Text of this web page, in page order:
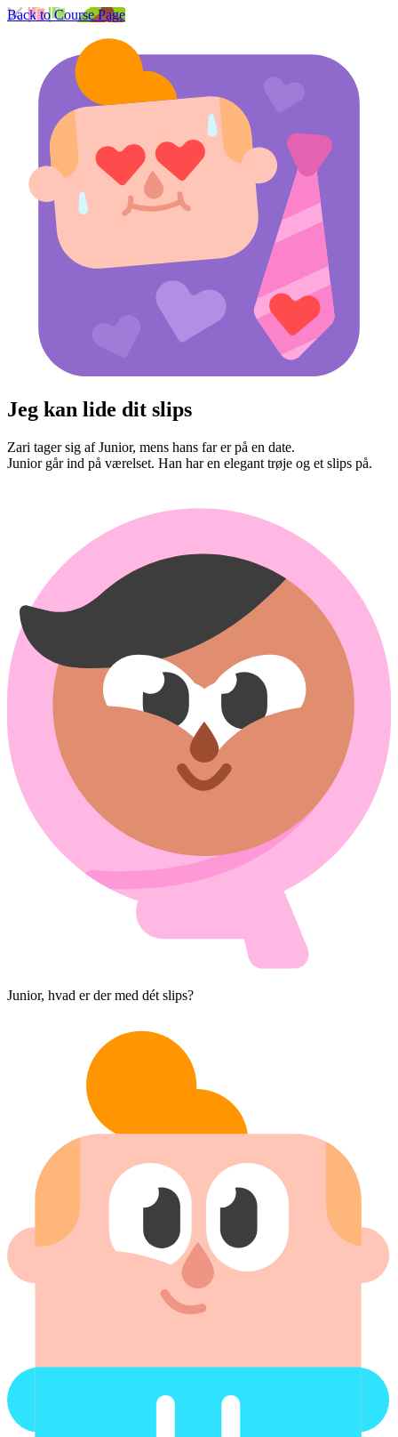
Back to Course Page
Jeg kan lide dit slips
Zari tager sig af Junior, mens hans far er på en date.
Junior går ind på værelset. Han har en elegant trøje og et slips på.
Junior, hvad er der med dét slips?